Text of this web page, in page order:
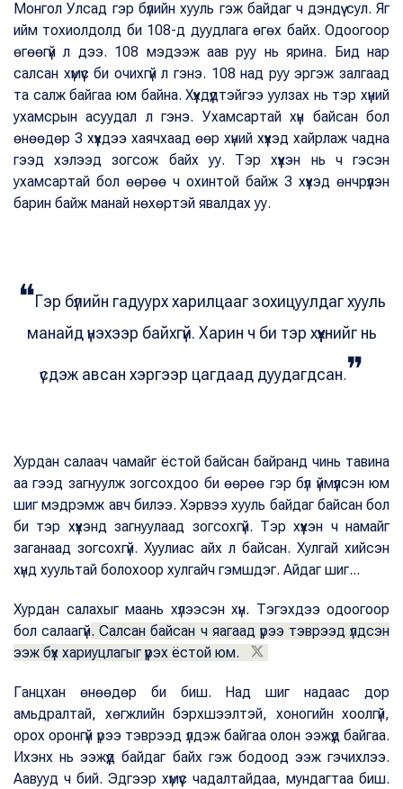
Монгол Улсад гэр бүлийн хууль гэж байдаг ч дэндүү сул. Яг
ийм тохиолдолд би 108-д дуудлага өгөх байх. Одоогоор
өгөөгүй л дээ. 108 мэдээж аав руу нь ярина. Бид нар
салсан хүмүүс би очихгүй л гэнэ. 108 над руу эргэж залгаад
та салж байгаа юм байна. Хүүхдүүдтэйгээ уулзах нь тэр хүний
ухамсрын асуудал л гэнэ. Ухамсартай хүн байсан бол
өнөөдөр 3 хүүхдээ хаячхаад өөр хүний хүүхэд хайрлаж чадна
гээд хэлээд зогсож байх уу. Тэр хүүхэн нь ч гэсэн
ухамсартай бол өөрөө ч охинтой байж 3 хүүхэд өнчрүүлэн
барин байж манай нөхөртэй явалдах уу.
❝Гэр бүлийн гадуурх харилцааг зохицуулдаг хууль
манайд үнэхээр байхгүй. Харин ч би тэр хүүхнийг нь
үсдэж авсан хэргээр цагдаад дуудагдсан.❞
Хурдан салаач чамайг ёстой байсан байранд чинь тавина
аа гээд загнуулж зогсохдоо би өөрөө гэр бүл үймүүлсэн юм
шиг мэдрэмж авч билээ. Хэрвээ хууль байдаг байсан бол
би тэр хүүхэнд загнуулаад зогсохгүй. Тэр хүүхэн ч намайг
заганаад зогсохгүй. Хуулиас айх л байсан. Хулгай хийсэн
хүнд хуультай болохоор хулгайч гэмшдэг. Айдаг шиг...
Хурдан салахыг маань хүлээсэн хүн. Тэгэхдээ одоогоор
бол салаагүй. Салсан байсан ч яагаад үрээ тэврээд үлдсэн
ээж бүх хариуцлагыг үүрэх ёстой юм.
Ганцхан өнөөдөр би биш. Над шиг надаас дор
амьдралтай, хөгжлийн бэрхшээлтэй, хоногийн хоолгүй,
орох оронгүй үрээ тэврээд үлдэж байгаа олон ээжүүд байгаа.
Ихэнх нь ээжүүд байдаг байх гэж бодоод ээж гэчихлээ.
Аавууд ч бий. Эдгээр хүмүүс чадалтайдаа, мундагтаа биш.